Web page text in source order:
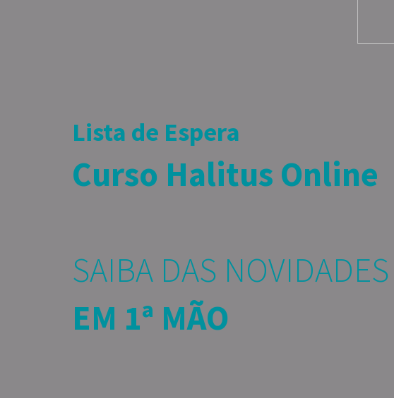
Lista de Espera
Curso Halitus Online
SAIBA DAS NOVIDADES
EM 1ª MÃO